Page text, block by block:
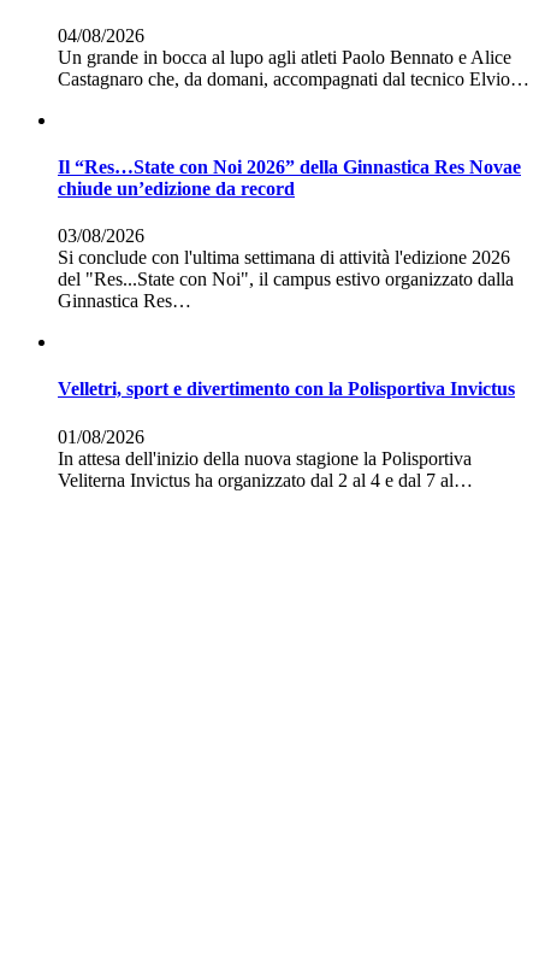
04/08/2026
Un grande in bocca al lupo agli atleti Paolo Bennato e Alice
Castagnaro che, da domani, accompagnati dal tecnico Elvio…
Il “Res…State con Noi 2026” della Ginnastica Res Novae
chiude un’edizione da record
03/08/2026
Si conclude con l'ultima settimana di attività l'edizione 2026
del "Res...State con Noi", il campus estivo organizzato dalla
Ginnastica Res…
Velletri, sport e divertimento con la Polisportiva Invictus
01/08/2026
In attesa dell'inizio della nuova stagione la Polisportiva
Veliterna Invictus ha organizzato dal 2 al 4 e dal 7 al…